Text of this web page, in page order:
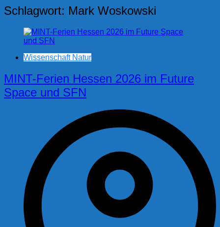
Schlagwort: Mark Woskowski
Wissenschaft Natur
MINT-Ferien Hessen 2026 im Future
Space und SFN